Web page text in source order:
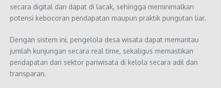
secara digital dan dapat di lacak, sehingga meminimalkan
potensi kebocoran pendapatan maupun praktik pungutan liar.
Dengan sistem ini, pengelola desa wisata dapat memantau
jumlah kunjungan secara real time, sekaligus memastikan
pendapatan dari sektor pariwisata di kelola secara adil dan
transparan.